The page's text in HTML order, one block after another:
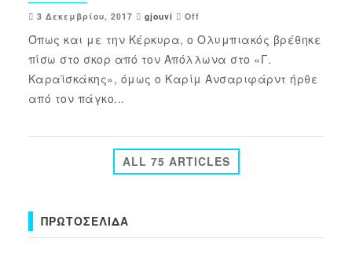
3 Δεκεμβρίου, 2017 gjouvi Off
Όπως και με την Κέρκυρα, ο Ολυμπιακός βρέθηκε
πίσω στο σκορ από τον Απόλλωνα στο «Γ.
Καραϊσκάκης», όμως ο Καρίμ Ανσαριφάρντ ήρθε
από τον πάγκο...
ALL 75 ARTICLES
ΠΡΩΤΟΣΈΛΙΔΑ